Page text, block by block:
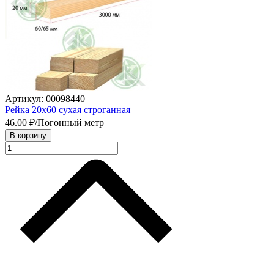
Артикул: 00098440
Рейка 20х60 сухая строганная
46.00 ₽/Погонный метр
В корзину